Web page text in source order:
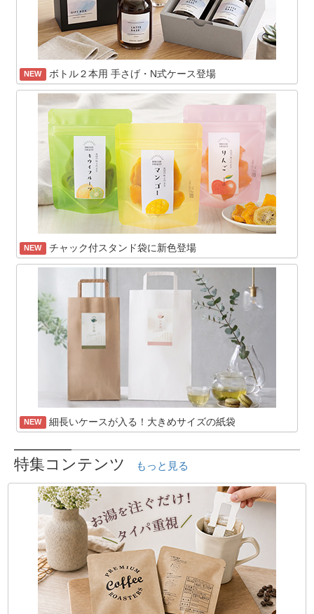
NEW ボトル２本用 手さげ・N式ケース登場
NEW チャック付スタンド袋に新色登場
NEW 細長いケースが入る！大きめサイズの紙袋
特集コンテンツ もっと見る